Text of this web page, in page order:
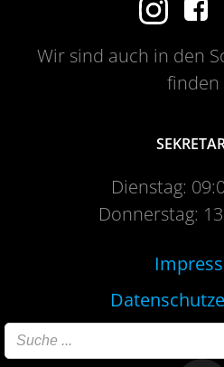
Wir sind auch in den
finden
Dienstag:
Donnerstag: